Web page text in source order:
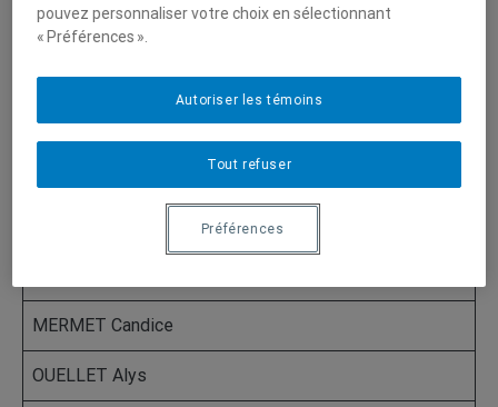
GIROUARD Nicolas
HERNANDEZ RIVEIRO Elisa
L’ABBÉE Marie-Pier
MERMET Candice
OUELLET Alys
pouvez personnaliser votre choix en sélectionnant
« Préférences ».
Tout refuser
Autoriser les témoins
Préférences